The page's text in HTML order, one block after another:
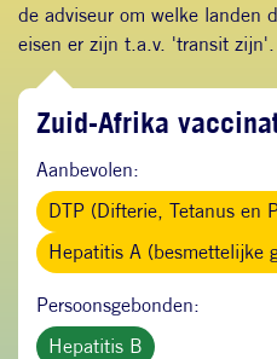
de adviseur om welke landen
eisen er zijn t.a.v. 'transit zijn'.
Zuid-Afrika
Aanbevolen:
DTP (Difterie, Tetanus en
Hepatitis A (besmettelijke
Persoonsgebonden:
Hepatitis B